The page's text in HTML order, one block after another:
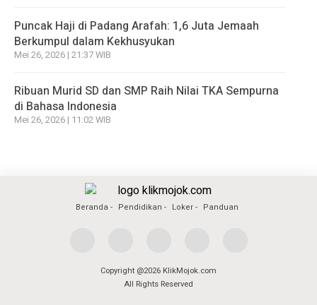
Puncak Haji di Padang Arafah: 1,6 Juta Jemaah
Berkumpul dalam Kekhusyukan
Mei 26, 2026 | 21:37 WIB
Ribuan Murid SD dan SMP Raih Nilai TKA Sempurna
di Bahasa Indonesia
Mei 26, 2026 | 11:02 WIB
Beranda Pendidikan Loker Panduan
Copyright @2026 KlikMojok.com
All Rights Reserved